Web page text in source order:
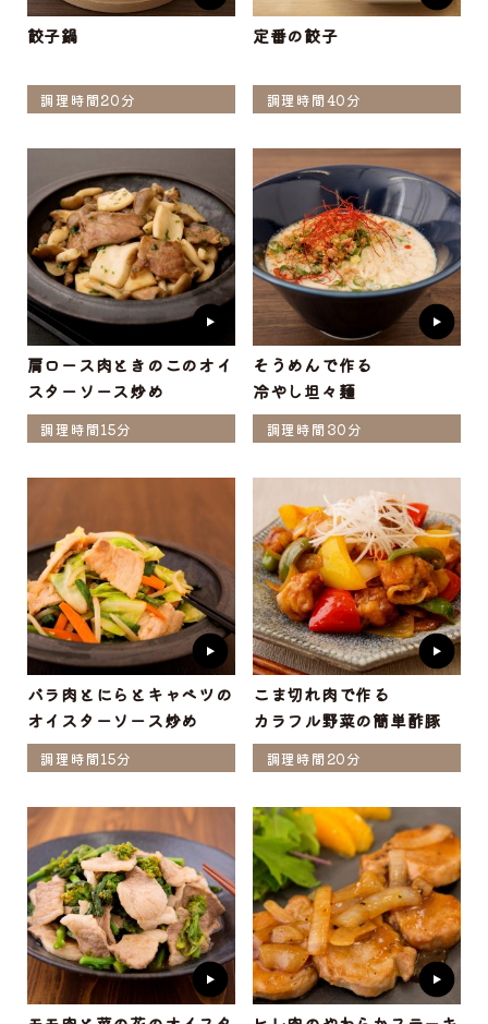
餃子鍋
調理時間20分
定番の餃子
調理時間40分
肩ロース肉ときのこのオイ
スターソース炒め
調理時間15分
そうめんで作る
冷やし坦々麺
調理時間30分
バラ肉とにらとキャベツの
オイスターソース炒め
調理時間15分
こま切れ肉で作る
カラフル野菜の簡単酢豚
調理時間20分